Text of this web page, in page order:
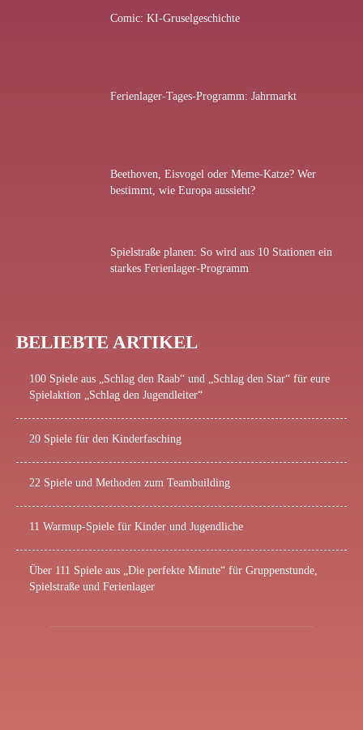
Comic: KI-Gruselgeschichte
Ferienlager-Tages-Programm: Jahrmarkt
Beethoven, Eisvogel oder Meme-Katze? Wer
bestimmt, wie Europa aussieht?
Spielstraße planen: So wird aus 10 Stationen ein
starkes Ferienlager-Programm
BELIEBTE ARTIKEL
100 Spiele aus „Schlag den Raab“ und „Schlag den Star“ für eure
Spielaktion „Schlag den Jugendleiter“
20 Spiele für den Kinderfasching
22 Spiele und Methoden zum Teambuilding
11 Warmup-Spiele für Kinder und Jugendliche
Über 111 Spiele aus „Die perfekte Minute“ für Gruppenstunde,
Spielstraße und Ferienlager